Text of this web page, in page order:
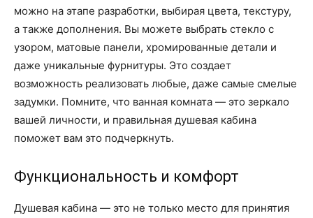
можно на этапе разработки, выбирая цвета, текстуру,
а также дополнения. Вы можете выбрать стекло с
узором, матовые панели, хромированные детали и
даже уникальные фурнитуры. Это создает
возможность реализовать любые, даже самые смелые
задумки. Помните, что ванная комната — это зеркало
вашей личности, и правильная душевая кабина
поможет вам это подчеркнуть.
Функциональность и комфорт
Душевая кабина — это не только место для принятия